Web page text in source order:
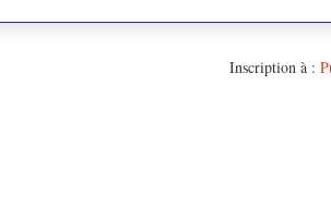
Inscription à :